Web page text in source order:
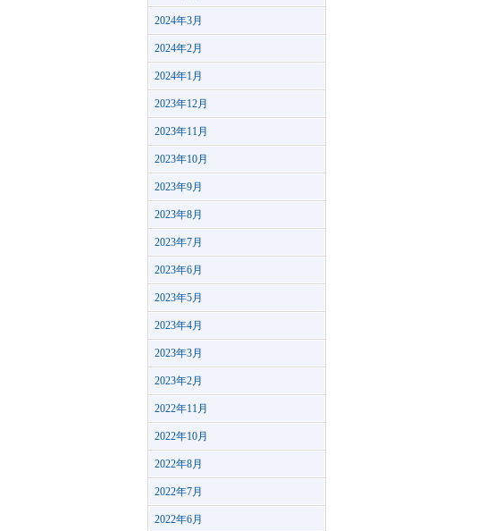
2024年3月
2024年2月
2024年1月
2023年12月
2023年11月
2023年10月
2023年9月
2023年8月
2023年7月
2023年6月
2023年5月
2023年4月
2023年3月
2023年2月
2022年11月
2022年10月
2022年8月
2022年7月
2022年6月